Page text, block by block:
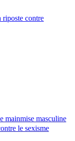
contre
mainmise masculine
le sexisme